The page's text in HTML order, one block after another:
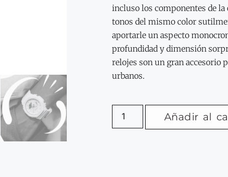
incluso los componentes de la
tonos del mismo color
aportarle un aspecto
profundidad y dimensión
relojes son un gran accesorio
urbanos.
Añadir al